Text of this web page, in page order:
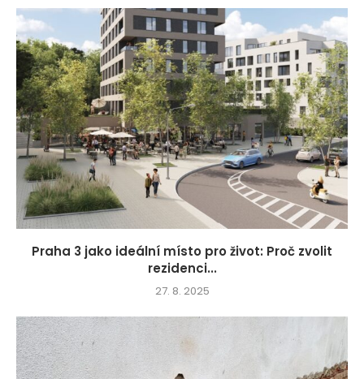
Praha 3 jako ideální místo pro život: Proč zvolit
rezidenci...
27. 8. 2025